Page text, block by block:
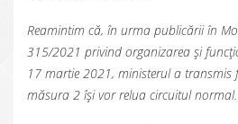
Reamintim că, în urma publicării în
315/2021 privind organizarea și
17 martie 2021, ministerul a transmis
măsura 2 își vor relua circuitul normal.